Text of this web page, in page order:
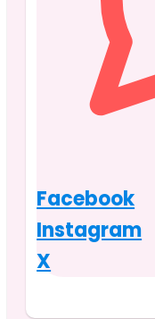
Facebook
Instagram
X